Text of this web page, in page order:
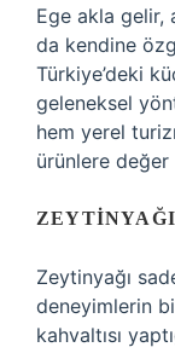
Ege akla gelir,
da kendine
Türkiye’deki
geleneksel
hem yerel
ürünlere değer
Zeytinyağı
deneyimlerin
kahvaltısı